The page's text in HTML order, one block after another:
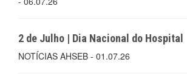
2 de Julho | Dia Nacional do Hospital
NOTÍCIAS AHSEB - 01.07.26